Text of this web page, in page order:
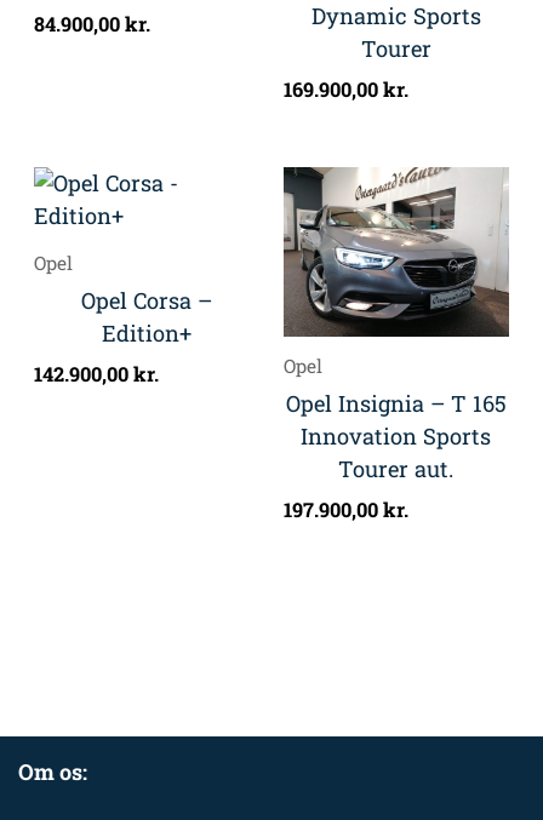
84.900,00kr.
Dynamic Sports
Tourer
169.900,00kr.
Opel
Opel Corsa –
Edition+
142.900,00kr. Opel
Opel Insignia – T 165
Innovation Sports
Tourer aut.
197.900,00kr.
Om os: